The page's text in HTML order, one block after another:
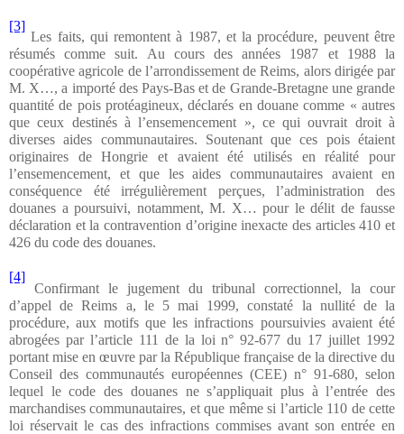
[3]
Les faits, qui remontent à 1987, et la procédure, peuvent être
résumés comme suit. Au cours des années 1987 et 1988 la
coopérative agricole de l’arrondissement de Reims, alors dirigée par
M. X…, a importé des Pays-Bas et de Grande-Bretagne une grande
quantité de pois protéagineux, déclarés en douane comme « autres
que ceux destinés à l’ensemencement », ce qui ouvrait droit à
diverses aides communautaires. Soutenant que ces pois étaient
originaires de Hongrie et avaient été utilisés en réalité pour
l’ensemencement, et que les aides communautaires avaient en
conséquence été irrégulièrement perçues, l’administration des
douanes a poursuivi, notamment, M. X… pour le délit de fausse
déclaration et la contravention d’origine inexacte des articles 410 et
426 du code des douanes.
[4]
Confirmant le jugement du tribunal correctionnel, la cour
d’appel de Reims a, le 5 mai 1999, constaté la nullité de la
procédure, aux motifs que les infractions poursuivies avaient été
abrogées par l’article 111 de la loi n° 92-677 du 17 juillet 1992
portant mise en œuvre par la République française de la directive du
Conseil des communautés européennes (CEE) n° 91-680, selon
lequel le code des douanes ne s’appliquait plus à l’entrée des
marchandises communautaires, et que même si l’article 110 de cette
loi réservait le cas des infractions commises avant son entrée en